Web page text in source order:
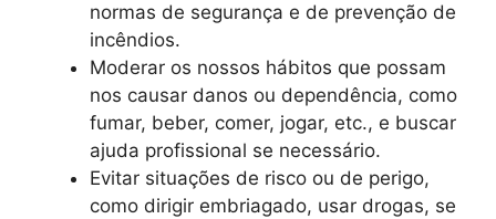
normas de segurança e de prevenção de
incêndios.
Moderar os nossos hábitos que possam
nos causar danos ou dependência, como
fumar, beber, comer, jogar, etc., e buscar
ajuda profissional se necessário.
Evitar situações de risco ou de perigo,
como dirigir embriagado, usar drogas, se